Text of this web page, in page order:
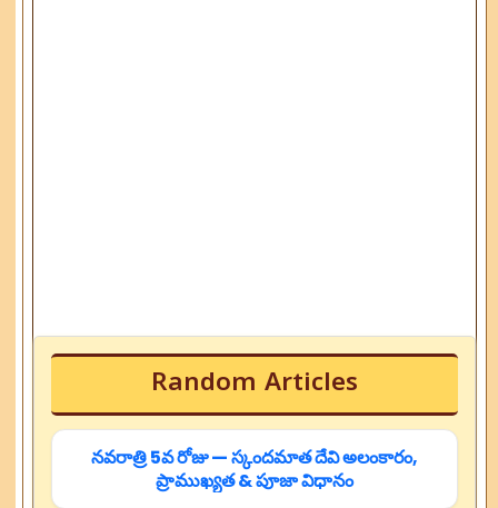
Random Articles
నవరాత్రి 5వ రోజు — స్కందమాత దేవి అలంకారం,
ప్రాముఖ్యత & పూజా విధానం